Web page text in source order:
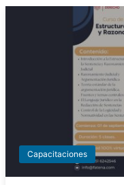
Capacitaciones